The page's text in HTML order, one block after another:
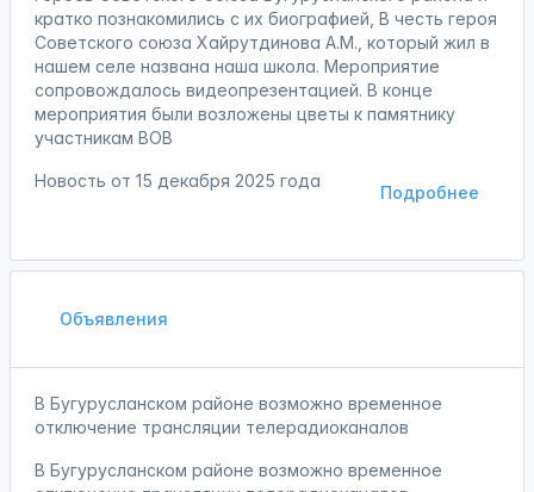
кратко познакомились с их биографией, В честь героя
Советского союза Хайрутдинова А.М., который жил в
нашем селе названа наша школа. Мероприятие
сопровождалось видеопрезентацией. В конце
мероприятия были возложены цветы к памятнику
участникам ВОВ
Подробнее
Новость от 15 декабря 2025 года
Объявления
В Бугурусланском районе возможно временное
отключение трансляции телерадиоканалов
В Бугурусланском районе возможно временное